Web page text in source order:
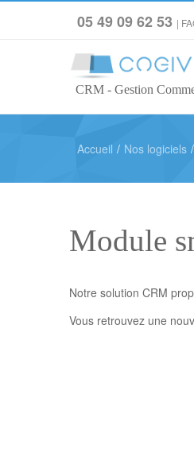
05 49 09 62 53 |
CRM - Gestion
Accueil / Nos logiciels /
Module
Notre solution CRM
Vous retrouvez une